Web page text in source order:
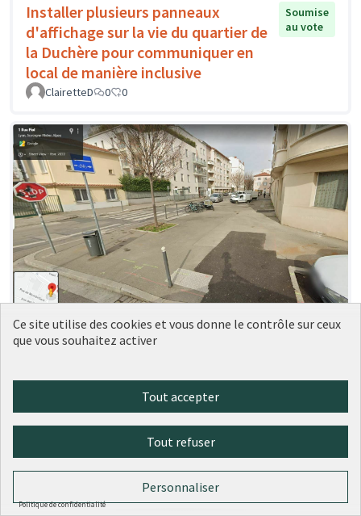
Installer plusieurs panneaux
d'affichage sur la vie du quartier de
la Duchère pour communiquer en
local de manière inclusive
Soumise
au vote
ClairetteD 0 0
Aménagement trottoir devant le 5
LM
1 0
Ce site utilise des cookies et vous donne le contrôle sur ceux
que vous souhaitez activer
Tout accepter
Tout refuser
Personnaliser
Politique de confidentialité